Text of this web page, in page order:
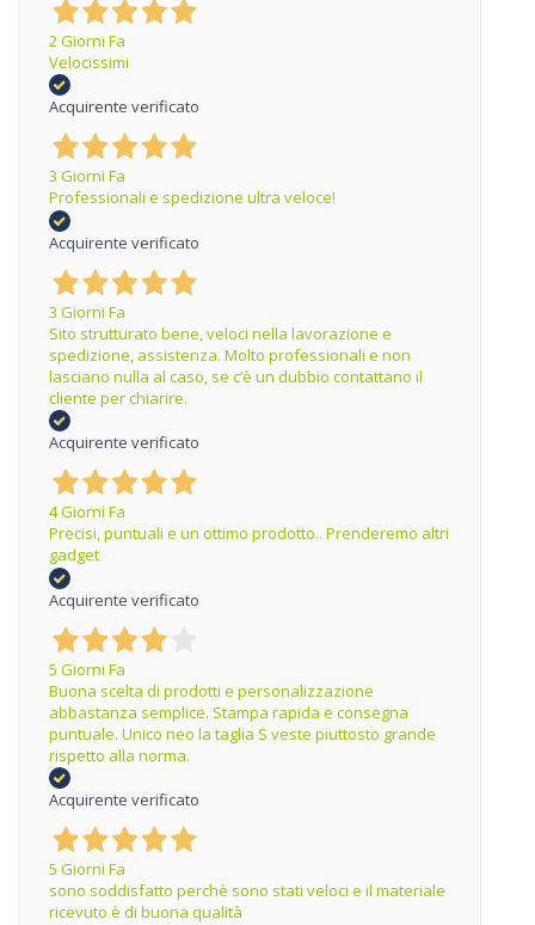
2 Giorni Fa
Velocissimi
Acquirente verificato
3 Giorni Fa
Professionali e spedizione ultra veloce!
Acquirente verificato
3 Giorni Fa
Sito strutturato bene, veloci nella lavorazione e
spedizione, assistenza. Molto professionali e non
lasciano nulla al caso, se c’è un dubbio contattano il
cliente per chiarire.
Acquirente verificato
4 Giorni Fa
Precisi, puntuali e un ottimo prodotto.. Prenderemo altri
gadget
Acquirente verificato
5 Giorni Fa
Buona scelta di prodotti e personalizzazione
abbastanza semplice. Stampa rapida e consegna
puntuale. Unico neo la taglia S veste piuttosto grande
rispetto alla norma.
Acquirente verificato
5 Giorni Fa
sono soddisfatto perchè sono stati veloci e il materiale
ricevuto è di buona qualità